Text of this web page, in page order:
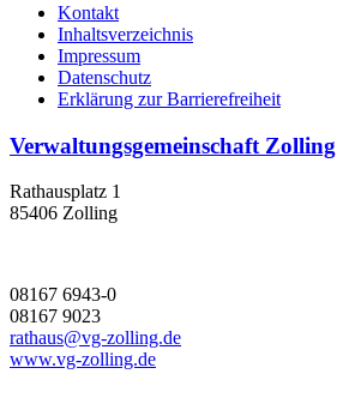
Kontakt
Inhaltsverzeichnis
Impressum
Datenschutz
Erklärung zur Barrierefreiheit
Verwaltungsgemeinschaft Zolling
Rathausplatz 1
85406 Zolling
08167 6943-0
08167 9023
rathaus@vg-zolling.de
www.vg-zolling.de